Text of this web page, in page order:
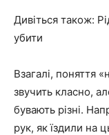
Дивіться також:
убити
Взагалі, поняття
звучить класно,
бувають різні.
рук, як їздили на